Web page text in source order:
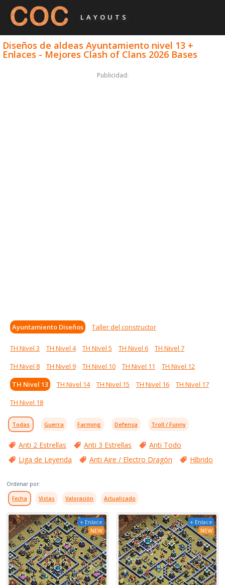
LAYOUTS
Diseños de aldeas Ayuntamiento nivel 13 +
Enlaces - Mejores Clash of Clans 2026 Bases
Publicidad:
Ayuntamiento Diseños Taller del constructor
TH Nivel 3 TH Nivel 4 TH Nivel 5 TH Nivel 6
TH Nivel 7
TH Nivel 8
TH Nivel 9 TH Nivel 10 TH Nivel 11
TH Nivel 12
TH Nivel 13
TH Nivel 14 TH Nivel 15 TH Nivel 16
TH Nivel 17
TH Nivel 18
Todas Guerra Farming Defensa Troll / Funny
Anti 2 Estrellas Anti 3 Estrellas
Anti Todo
Liga de Leyenda
Anti Aire / Electro Dragón Híbrido
Ordenar por:
Fecha Vistas Valoración Actualizado
+ Enlace
NEW
+ Enlace
NEW